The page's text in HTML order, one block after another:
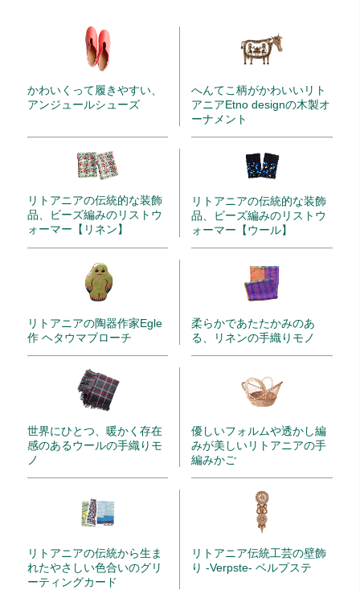
かわいくって履きやすい、
アンジュールシューズ
へんてこ柄がかわいいリト
アニアEtno designの木製オ
ーナメント
リトアニアの伝統的な装飾
品、ビーズ編みのリストウ
ォーマー【リネン】
リトアニアの伝統的な装飾
品、ビーズ編みのリストウ
ォーマー【ウール】
リトアニアの陶器作家Egle
作 ヘタウマブローチ
柔らかであたたかみのあ
る、リネンの手織りモノ
世界にひとつ、暖かく存在
感のあるウールの手織りモ
ノ
優しいフォルムや透かし編
みが美しいリトアニアの手
編みかご
リトアニアの伝統から生ま
れたやさしい色合いのグリ
ーティングカード
リトアニア伝統工芸の壁飾
り -Verpste- ベルプステ